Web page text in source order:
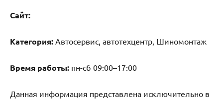
Cайт:
Категория: Автосервис, автотехцентр, Шиномонтаж
Время работы: пн-сб 09:00–17:00
Данная информация представлена исключительно в